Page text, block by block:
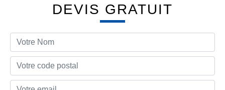
DEVIS GRATUIT